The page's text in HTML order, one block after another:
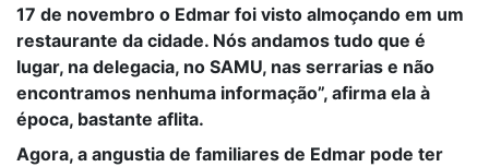
17 de novembro o Edmar foi visto almoçando em um
restaurante da cidade. Nós andamos tudo que é
lugar, na delegacia, no SAMU, nas serrarias e não
encontramos nenhuma informação”, afirma ela à
época, bastante aflita.
Agora, a angustia de familiares de Edmar pode ter